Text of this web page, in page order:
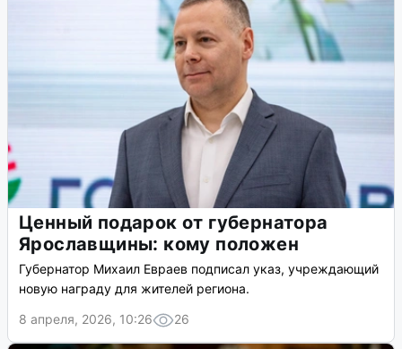
Ценный подарок от губернатора
Ярославщины: кому положен
Губернатор Михаил Евраев подписал указ, учреждающий
новую награду для жителей региона.
8 апреля, 2026, 10:26
26